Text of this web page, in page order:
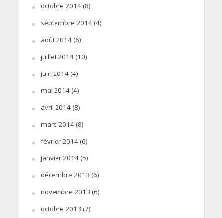
octobre 2014(8)
septembre 2014(4)
août 2014(6)
juillet 2014(10)
juin 2014(4)
mai 2014(4)
avril 2014(8)
mars 2014(8)
février 2014(6)
janvier 2014(5)
décembre 2013 (6)
novembre 2013 (6)
octobre 2013 (7)